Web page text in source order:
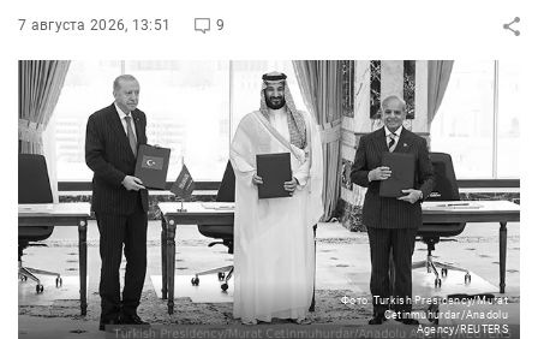
7 августа 2026, 13:51 9
Фото: Turkish Presidency/Murat
Cetinmuhurdar/Anadolu
Agency/REUTERS